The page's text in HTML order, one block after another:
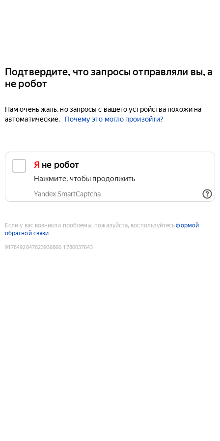
Подтвердите, что запросы отправляли вы, а
не робот
Нам очень жаль, но запросы с вашего устройства похожи на
автоматические.
Почему это могло произойти?
Я не робот
Нажмите, чтобы продолжить
Yandex SmartCaptcha
Если у вас возникли проблемы, пожалуйста, воспользуйтесьформой
обратной связи
9178492847823936860:1786037643